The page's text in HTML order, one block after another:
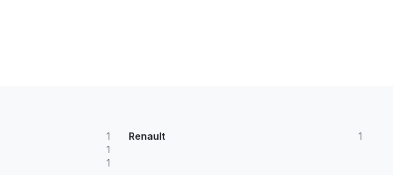
1
1
1
Renault 1